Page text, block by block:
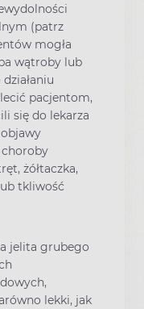
(patrz
mogła
wątroby lub
pacjentom,
się do lekarza
żółtaczka,
tkliwość
jelita grubego
lekki, jak